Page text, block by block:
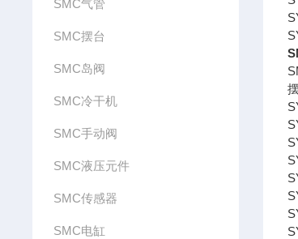
SMC气管
SMC摆台
SMC岛阀
SMC冷干机
SMC手动阀
SMC液压元件
SMC传感器
SMC电缸